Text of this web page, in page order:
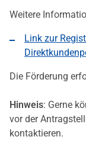
Weitere
Link zur
Die Förderung
Hinweis: Gerne
vor der
kontaktieren.